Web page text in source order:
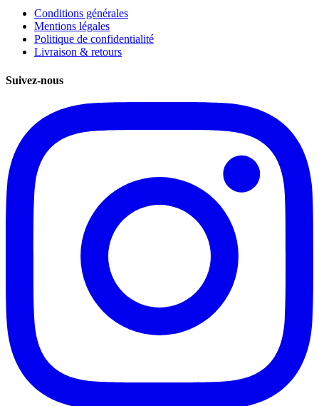
Conditions générales
Mentions légales
Politique de confidentialité
Livraison & retours
Suivez-nous